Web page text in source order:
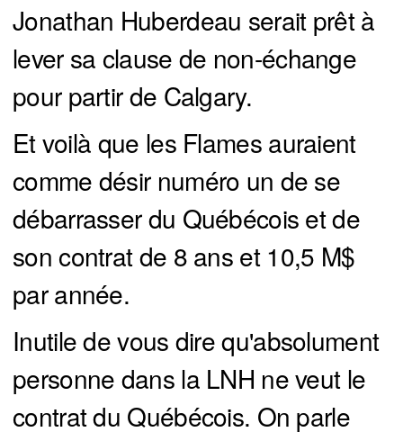
Jonathan Huberdeau serait prêt à
lever sa clause de non-échange
pour partir de Calgary.
Et voilà que les Flames auraient
comme désir numéro un de se
débarrasser du Québécois et de
son contrat de 8 ans et 10,5 M$
par année.
Inutile de vous dire qu'absolument
personne dans la LNH ne veut le
contrat du Québécois. On parle